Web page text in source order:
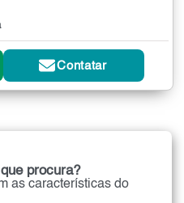
Contatar
procura?
as características do